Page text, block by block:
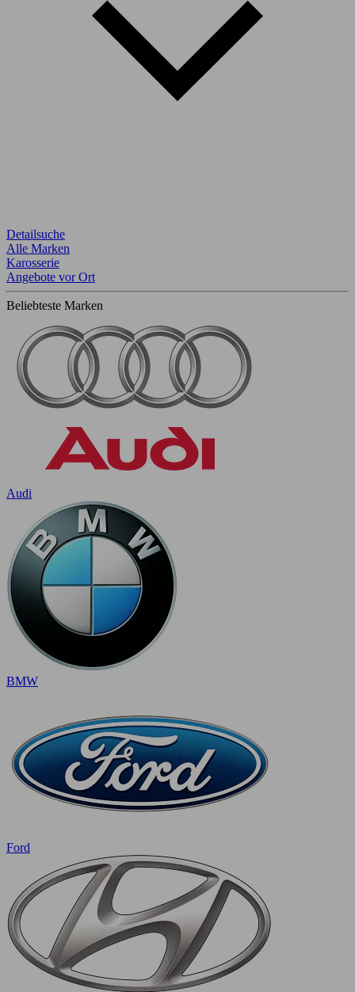
Detailsuche
Alle Marken
Karosserie
Angebote vor Ort
Beliebteste Marken
Audi
BMW
Ford